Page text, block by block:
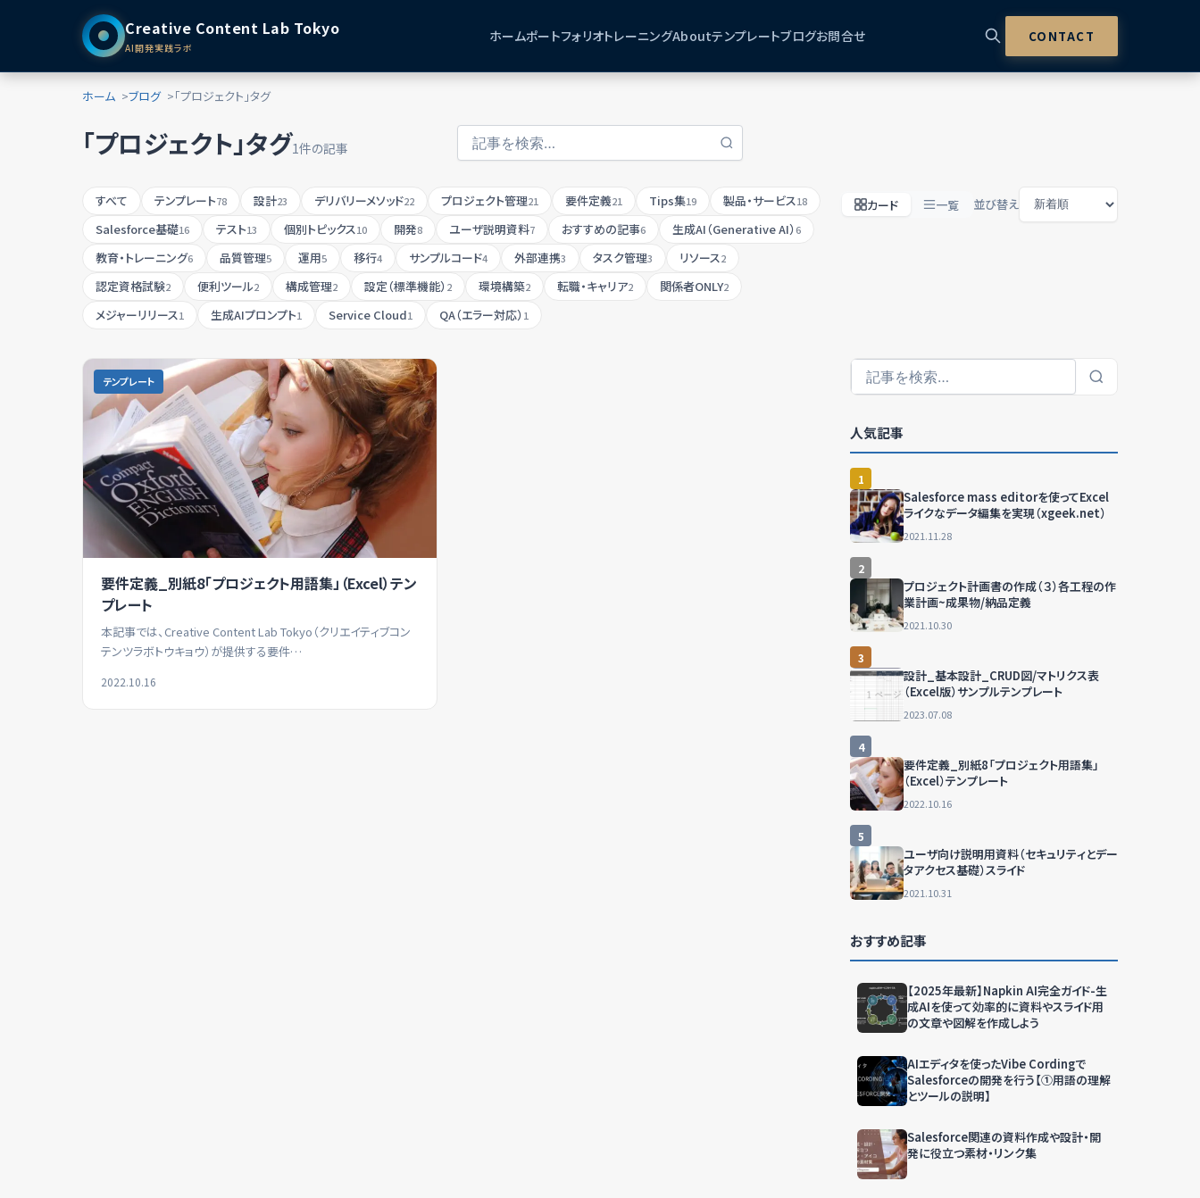
Creative Content Lab Tokyo
AI開発実践ラボ
ホームポートフォリオトレーニングAboutテンプレートブログお問合せ CONTACT
ホーム ブログ 「プロジェクト」タグ
「プロジェクト」タグ1件の記事
すべて テンプレート78 設計23 デリバリーメソッド22 プロジェクト管理21 要件定義21 Tips集19 製品・サービス18
Salesforce基礎16 テスト13 個別トピックス10 開発8 ユーザ説明資料7 おすすめの記事6 生成AI（Generative AI）6
教育・トレーニング6 品質管理5 運用5 移行4 サンプルコード4 外部連携3 タスク管理3 リソース2
認定資格試験2 便利ツール2 構成管理2 設定（標準機能） 2 環境構築2 転職・キャリア2 関係者ONLY2
メジャーリリース1 生成AIプロンプト1 Service Cloud1 QA（エラー対応） 1
カード 一覧 並び替え
テンプレート
要件定義_別紙8「プロジェクト用語集」（Excel）テン
プレート
本記事では、Creative Content Lab Tokyo（クリエイティブコン
テンツラボトウキョウ）が提供する要件…
2022.10.16
人気記事
1
Salesforce mass editorを使ってExcel
ライクなデータ編集を実現（xgeek.net）
2021.11.28
2
プロジェクト計画書の作成（３）各工程の作
業計画~成果物/納品定義
2021.10.30
3
設計_基本設計_CRUD図/マトリクス表
（Excel版）サンプルテンプレート
2023.07.08
4
要件定義_別紙8「プロジェクト用語集」
（Excel）テンプレート
2022.10.16
5
ユーザ向け説明用資料（セキュリティとデー
タアクセス基礎）スライド
2021.10.31
おすすめ記事
【2025年最新】Napkin AI完全ガイド-生
成AIを使って効率的に資料やスライド用
の文章や図解を作成しよう
AIエディタを使ったVibe Cordingで
Salesforceの開発を行う【①用語の理解
とツールの説明】
Salesforce関連の資料作成や設計・開
発に役立つ素材・リンク集